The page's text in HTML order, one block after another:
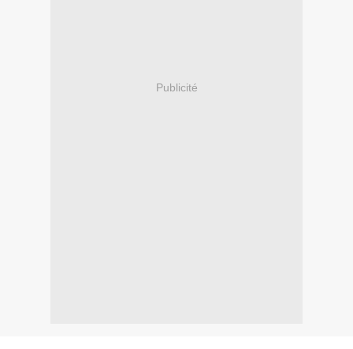
Publicité